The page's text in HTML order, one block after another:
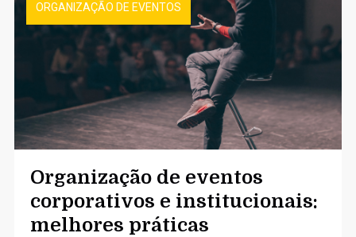
ORGANIZAÇÃO DE EVENTOS
Organização de eventos
corporativos e institucionais:
melhores práticas